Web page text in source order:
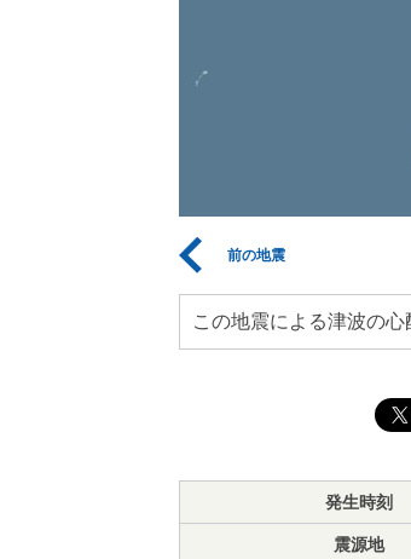
前の地震
この地震による津波の心
発生時刻
震源地